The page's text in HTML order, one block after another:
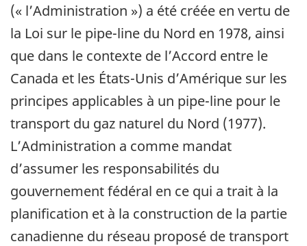
(« l’Administration ») a été créée en vertu de
la Loi sur le pipe-line du Nord en 1978, ainsi
que dans le contexte de l’Accord entre le
Canada et les États-Unis d’Amérique sur les
principes applicables à un pipe-line pour le
transport du gaz naturel du Nord (1977).
L’Administration a comme mandat
d’assumer les responsabilités du
gouvernement fédéral en ce qui a trait à la
planification et à la construction de la partie
canadienne du réseau proposé de transport